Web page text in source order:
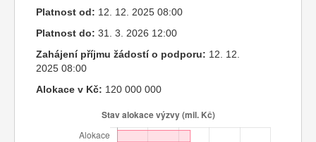
Platnost od: 12. 12. 2025 08:00
Platnost do: 31. 3. 2026 12:00
Zahájení příjmu žádostí o podporu: 12. 12.
2025 08:00
Alokace v Kč: 120 000 000